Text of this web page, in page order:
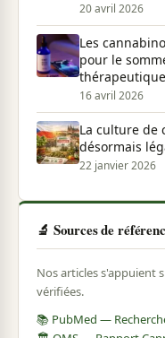
20 avril 2026
Les
pour le
thérapeutique
16 avril 2026
La culture de
désormais
22 janvier 2026
🔬 Sources de
Nos articles s'appuient
vérifiées.
📚 PubMed —